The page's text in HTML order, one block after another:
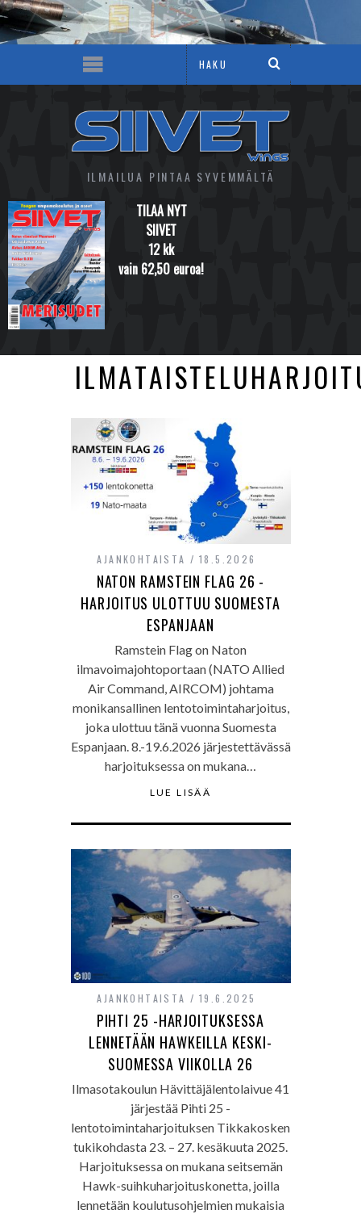
ILMAILUA PINTAA SYVEMMÄLTÄ
TILAA NYT
SIIVET
12 kk
vain 62,50 euroa!
AJANKOHTAISTA 18.5.2026
NATON RAMSTEIN FLAG 26 -
HARJOITUS ULOTTUU SUOMESTA
ESPANJAAN
Ramstein Flag on Naton
ilmavoimajohtoportaan (NATO Allied
Air Command, AIRCOM) johtama
monikansallinen lentotoimintaharjoitus,
joka ulottuu tänä vuonna Suomesta
Espanjaan. 8.-19.6.2026 järjestettävässä
harjoituksessa on mukana…
LUE LISÄÄ
AJANKOHTAISTA 19.6.2025
PIHTI 25 -HARJOITUKSESSA
LENNETÄÄN HAWKEILLA KESKI-
SUOMESSA VIIKOLLA 26
Ilmasotakoulun Hävittäjälentolaivue 41
järjestää Pihti 25 -
lentotoimintaharjoituksen Tikkakosken
tukikohdasta 23. – 27. kesäkuuta 2025.
Harjoituksessa on mukana seitsemän
Hawk-suihkuharjoituskonetta, joilla
lennetään koulutusohjelmien mukaisia